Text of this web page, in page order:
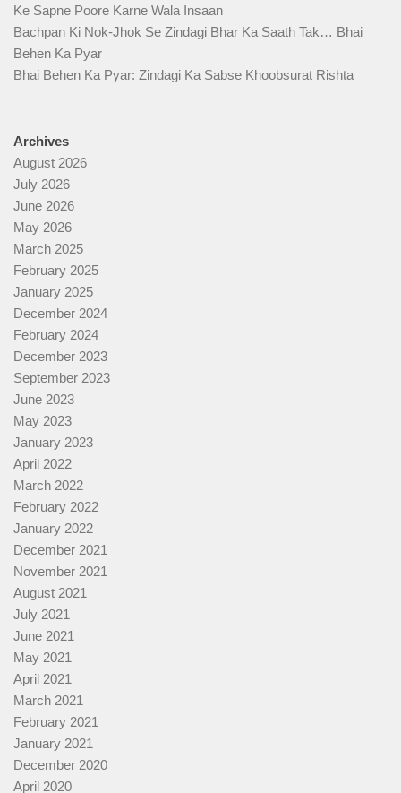
Ke Sapne Poore Karne Wala Insaan
Bachpan Ki Nok-Jhok Se Zindagi Bhar Ka Saath Tak… Bhai
Behen Ka Pyar
Bhai Behen Ka Pyar: Zindagi Ka Sabse Khoobsurat Rishta
Archives
August 2026
July 2026
June 2026
May 2026
March 2025
February 2025
January 2025
December 2024
February 2024
December 2023
September 2023
June 2023
May 2023
January 2023
April 2022
March 2022
February 2022
January 2022
December 2021
November 2021
August 2021
July 2021
June 2021
May 2021
April 2021
March 2021
February 2021
January 2021
December 2020
April 2020